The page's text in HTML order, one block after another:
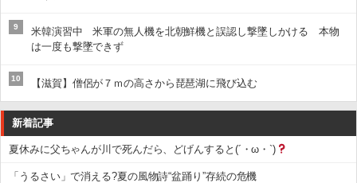
9
米韓演習中 米軍の無人機を北朝鮮機と誤認し撃墜しかける 本物
は一度も撃墜できず
10 【滋賀】僧侶が７ｍの高さから琵琶湖に飛び込む
新着記事
夏休みに父ちゃんが川で死んだら、どげんすると(´・ω・`)
「うるさい」で消える?夏の風物詩“盆踊り”存続の危機